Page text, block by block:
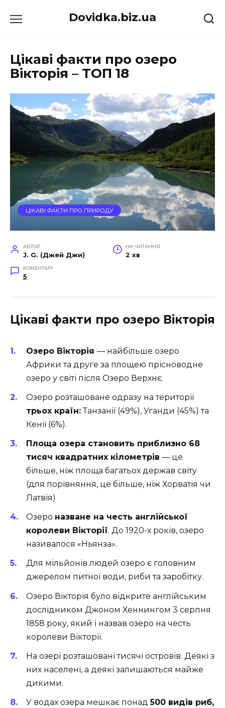
до
Dovidka.biz.ua
Цікаві факти про озеро
Вікторія – ТОП 18
ЦІКАВІ ФАКТИ ПРО ПРИРОДУ
АВТОР
J. G. (Джей Джи)
НА ЧИТАННЯ
2 хв
КОМЕНТАРІ
5
Цікаві факти про озеро Вікторія
Озеро Вікторія — найбільше озеро
Африки та друге за площею прісноводне
озеро у світі після Озеро Верхнє.
Озеро розташоване одразу на території
трьох країн:Танзанії (49%), Уганди (45%) та
Кенії (6%).
Площа озера становить приблизно 68
тисяч квадратних кілометрів — це
більше, ніж площа багатьох держав світу
(для порівняння, це більше, ніж Хорватія чи
Латвія)
Озеро назване на честь англійської
королеви Вікторії. До 1920-х років, озеро
називалося «Ньянза».
Для мільйонів людей озеро є головним
джерелом питної води, риби та заробітку.
Озеро Вікторія було відкрите англійським
дослідником Джоном Хеннингом 3 серпня
1858 року, який і назвав озеро на честь
королеви Вікторії.
На озері розташовані тисячі островів. Деякі з
них населені, а деякі залишаються майже
дикими.
У водах озера мешкає понад500 видів риб,